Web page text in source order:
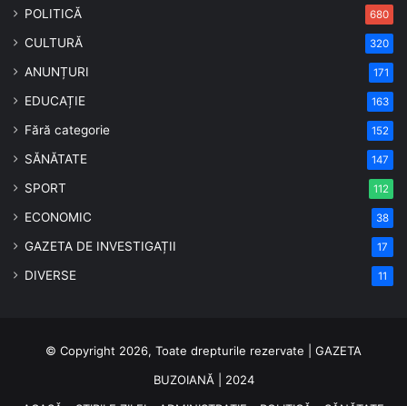
POLITICĂ 680
CULTURĂ 320
ANUNȚURI 171
EDUCAȚIE 163
Fără categorie 152
SĂNĂTATE 147
SPORT 112
ECONOMIC 38
GAZETA DE INVESTIGAȚII 17
DIVERSE 11
© Copyright 2026, Toate drepturile rezervate | GAZETA
BUZOIANĂ | 2024